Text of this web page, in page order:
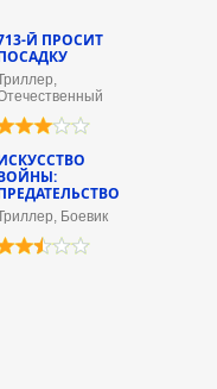
Й ПРОСИТ
Боевик